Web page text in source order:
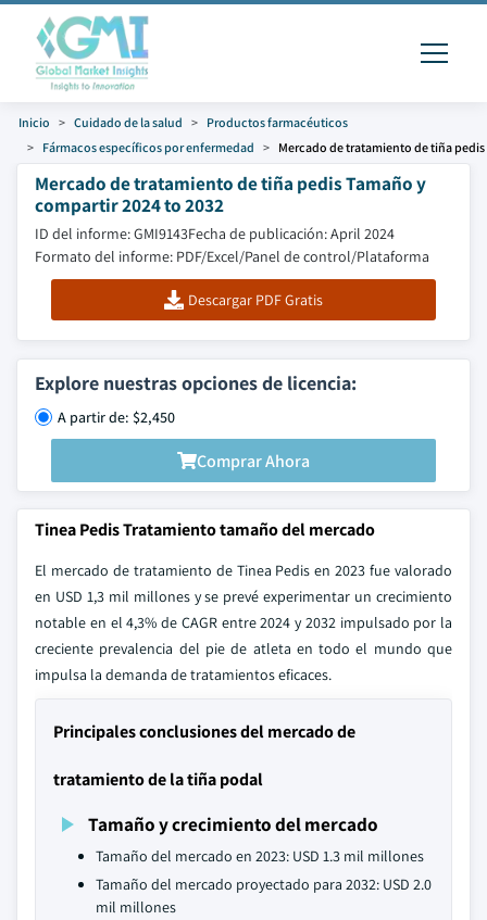
Inicio Cuidado de la salud
Productos farmacéuticos
Fármacos específicos por enfermedad
Mercado de tratamiento de tiña pedis
Mercado de tratamiento de tiña pedis Tamaño y
compartir 2024 to 2032
ID del informe: GMI9143Fecha de publicación: April 2024
Formato del informe: PDF/Excel/Panel de control/Plataforma
Descargar PDF Gratis
Explore nuestras opciones de licencia:
A partir de: $2,450
Comprar Ahora
Tinea Pedis Tratamiento tamaño del mercado
El mercado de tratamiento de Tinea Pedis en 2023 fue valorado
en USD 1,3 mil millones y se prevé experimentar un crecimiento
notable en el 4,3% de CAGR entre 2024 y 2032 impulsado por la
creciente prevalencia del pie de atleta en todo el mundo que
impulsa la demanda de tratamientos eficaces.
Principales conclusiones del mercado de
tratamiento de la tiña podal
Tamaño y crecimiento del mercado
Tamaño del mercado en 2023: USD 1.3 mil millones
Tamaño del mercado proyectado para 2032: USD 2.0
mil millones